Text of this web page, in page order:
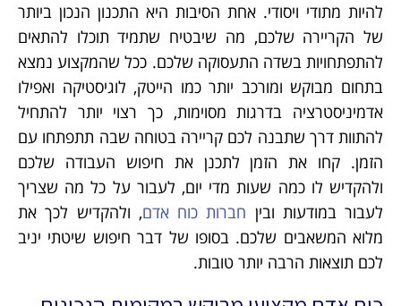
להיות מתודי ויסודי. אחת הסיבות היא התכנון הנכון ביותר
של הקריירה שלכם, מה שיבטיח שתמיד תוכלו להתאים
להתפתחויות בשדה התעסוקה שלכם. ככל שהמקצוע נמצא
בתחום מבוקש ומורכב יותר כמו הייטק, לוגיסטיקה ואפילו
אדמיניסטרציה בדרגות מסוימות, כך רצוי יותר להתחיל
להתוות דרך שתבנה לכם קריירה בטוחה שבה תתפתחו עם
הזמן. קחו את הזמן לתכנן את חיפוש העבודה שלכם
ולהקדיש לו כמה שעות מדי יום, לעבור על כל מה שצריך
לעבור במודעות ובין חברות כוח אדם, ולהקדיש לכך את
מלוא המשאבים שלכם. בסופו של דבר חיפוש שיטתי יניב
לכם תוצאות הרבה יותר טובות.